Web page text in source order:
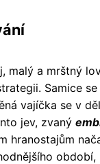
malý a mrštný
Samice
vajíčka se v
jev, zvaný
hranostajům
období,